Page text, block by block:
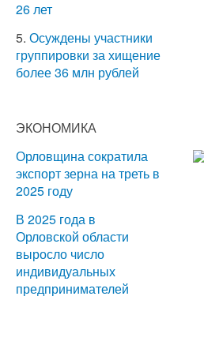
26 лет
5. Осуждены участники
группировки за хищение
более 36 млн рублей
ЭКОНОМИКА
Орловщина сократила
экспорт зерна на треть в
2025 году
В 2025 года в
Орловской области
выросло число
индивидуальных
предпринимателей